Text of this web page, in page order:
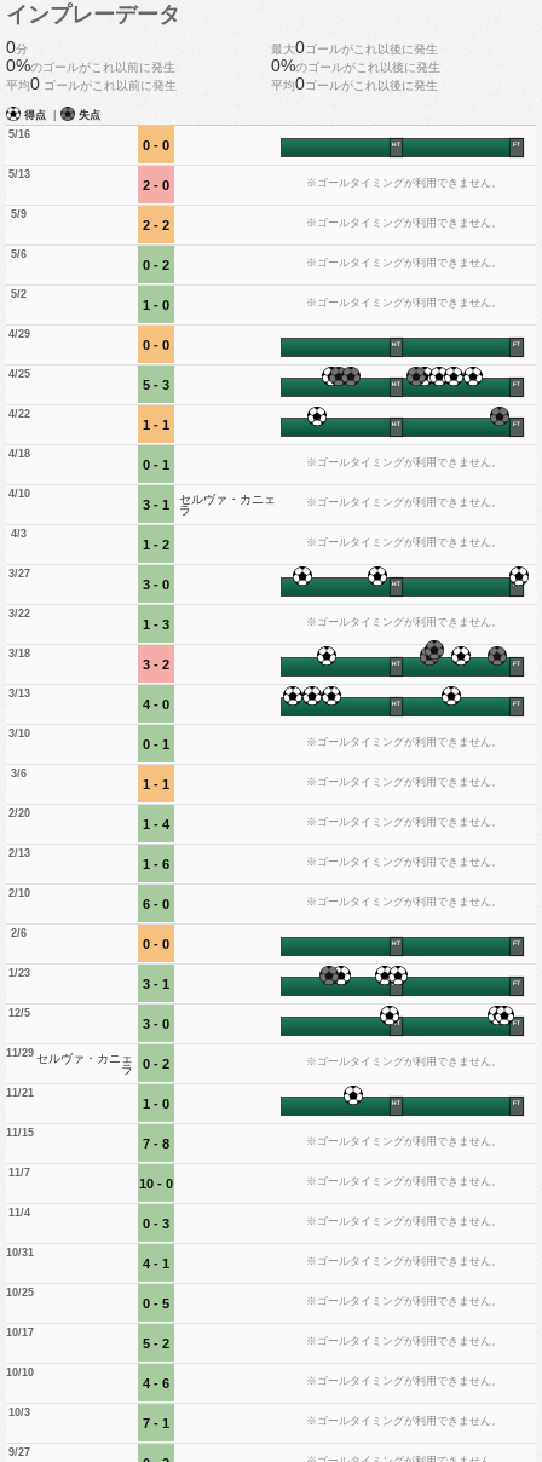
インプレーデータ
0分 最大0ゴールがこれ以後に発生
0%のゴールがこれ以前に発生 0%のゴールがこれ以後に発生
平均0 ゴールがこれ以前に発生 平均0ゴールがこれ以後に発生
得点
失点
5/16
0 - 0 HT FT
5/13
2 - 0 ※ゴールタイミングが利用できません。
5/9
2 - 2 ※ゴールタイミングが利用できません。
5/6
0 - 2 ※ゴールタイミングが利用できません。
5/2
1 - 0 ※ゴールタイミングが利用できません。
4/29
0 - 0 HT FT
4/25
5 - 3 HT FT
4/22
1 - 1 HT FT
4/18
0 - 1 ※ゴールタイミングが利用できません。
4/10
3 - 1
セルヴァ・カニェ
ラ
※ゴールタイミングが利用できません。
4/3
1 - 2 ※ゴールタイミングが利用できません。
3/27
3 - 0 HT FT
3/22
1 - 3 ※ゴールタイミングが利用できません。
3/18
3 - 2 HT FT
3/13
4 - 0 HT FT
3/10
0 - 1 ※ゴールタイミングが利用できません。
3/6
1 - 1 ※ゴールタイミングが利用できません。
2/20
1 - 4 ※ゴールタイミングが利用できません。
2/13
1 - 6 ※ゴールタイミングが利用できません。
2/10
6 - 0 ※ゴールタイミングが利用できません。
2/6
0 - 0 HT FT
1/23
3 - 1 HT FT
12/5
3 - 0 HT FT
11/29 セルヴァ・カニェ
ラ
0 - 2 ※ゴールタイミングが利用できません。
11/21
1 - 0 HT FT
11/15
7 - 8 ※ゴールタイミングが利用できません。
11/7
10 - 0 ※ゴールタイミングが利用できません。
11/4
0 - 3 ※ゴールタイミングが利用できません。
10/31
4 - 1 ※ゴールタイミングが利用できません。
10/25
0 - 5 ※ゴールタイミングが利用できません。
10/17
5 - 2 ※ゴールタイミングが利用できません。
10/10
4 - 6 ※ゴールタイミングが利用できません。
10/3
7 - 1 ※ゴールタイミングが利用できません。
9/27